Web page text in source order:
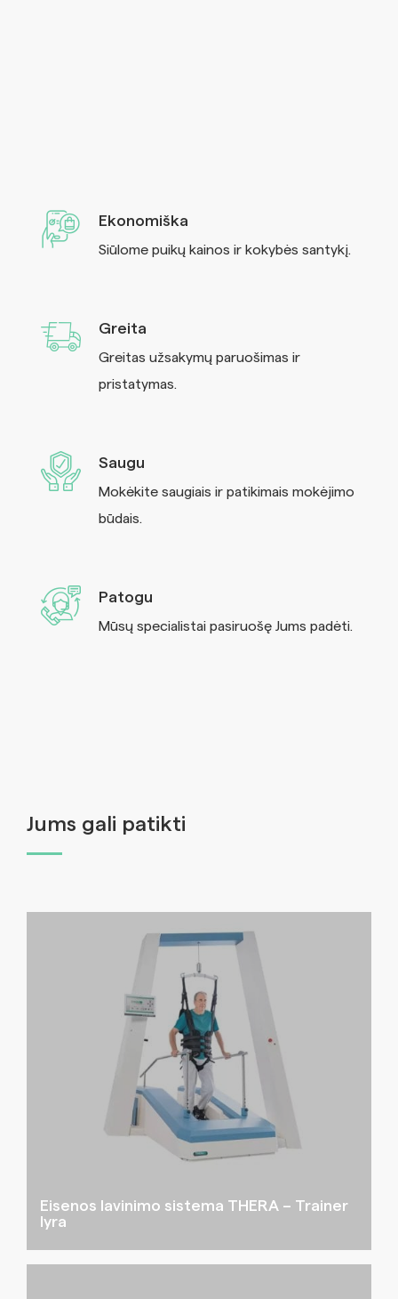
Ekonomiška
Siūlome puikų kainos ir kokybės santykį.
Greita
Greitas užsakymų paruošimas ir
pristatymas.
Saugu
Mokėkite saugiais ir patikimais mokėjimo
būdais.
Patogu
Mūsų specialistai pasiruošę Jums padėti.
Jums gali patikti
Eisenos lavinimo sistema THERA – Trainer
lyra